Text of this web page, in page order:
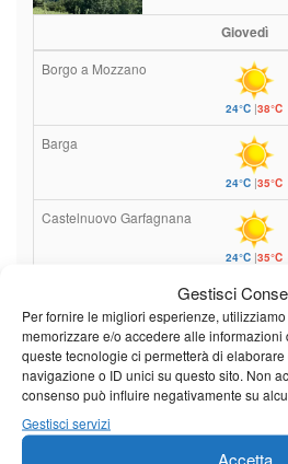
Gestisci
Per fornire le migliori esperienze,
memorizzare e/o accedere alle
queste tecnologie ci permetterà di
navigazione o ID unici su questo sito. Non
consenso può influire negativamente su
Gestisci servizi
Accetta
Giovedì
Borgo a Mozzano
24°C |38°C
Barga
24°C |35°C
Castelnuovo Garfagnana
24°C |35°C
Previsioni a cura
Calendario eventi